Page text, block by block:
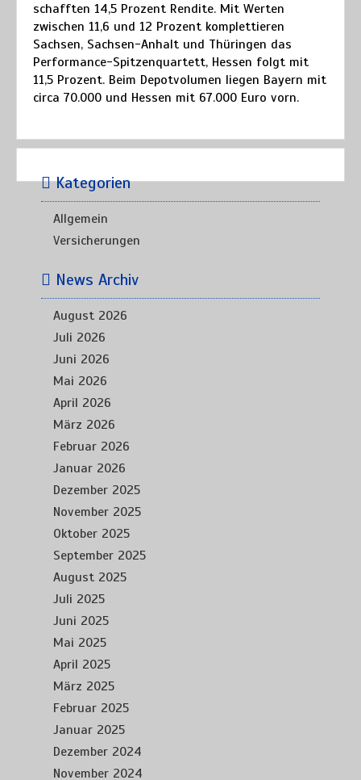
schafften 14,5 Prozent Rendite. Mit Werten
zwischen 11,6 und 12 Prozent komplettieren
Sachsen, Sachsen-Anhalt und Thüringen das
Performance-Spitzenquartett, Hessen folgt mit
11,5 Prozent. Beim Depotvolumen liegen Bayern mit
circa 70.000 und Hessen mit 67.000 Euro vorn.
Kategorien
Allgemein
Versicherungen
News Archiv
August 2026
Juli 2026
Juni 2026
Mai 2026
April 2026
März 2026
Februar 2026
Januar 2026
Dezember 2025
November 2025
Oktober 2025
September 2025
August 2025
Juli 2025
Juni 2025
Mai 2025
April 2025
März 2025
Februar 2025
Januar 2025
Dezember 2024
November 2024